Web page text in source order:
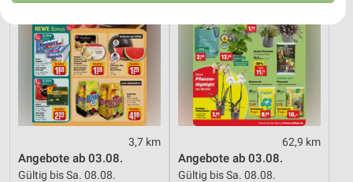
3,7 km
Angebote ab 03.08.
Gültig bis Sa. 08.08.
62,9 km
Angebote ab 03.08.
Gültig bis Sa. 08.08.
Website/App.
Partnerliste anzeigen (1 IAB-Anbieter)
Wir nutzen Ihre Daten für folgende Zwecke:
IAB-Verarbeitungszwecke:
Speichern von oder Zugriff auf Informationen
auf einem Endgerät
Verwendung reduzierter Daten zur Auswahl von
Werbeanzeigen